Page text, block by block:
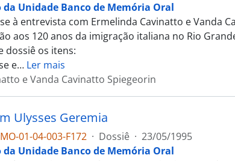
da Unidade Banco de Memória Oral
à entrevista com Ermelinda Cavinatto e Vanda
aos 120 anos da imigração italiana no Rio
dossiê os itens:
e… Ler mais
e Vanda Cavinatto Spiegeorin
Ulysses Geremia
01-04-003-F172 · Dossiê · 23/05/1995
da Unidade Banco de Memória Oral